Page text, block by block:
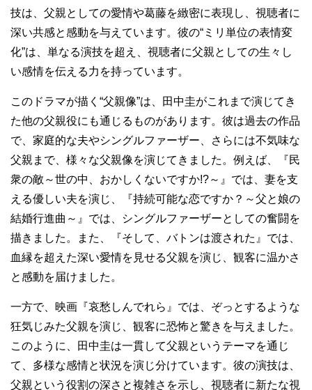
技は、父親としての愛情や葛藤を緻密に表現し、視聴者に
深い共感と感動を与えています。彼の“ミリ単位の表情変
化”は、単なる演技を超え、視聴者に父親としての生々し
い感情を伝える力を持っています。
このドラマが描く“父親像”は、田中圭がこれまで演じてき
た他の父親役にも通じるものがあります。彼は過去の作品
で、家庭的な夫やシングルファーザー、さらには不気味な
父親まで、様々な父親像を演じてきました。例えば、『民
衆の敵～世の中、おかしくないですか!?～』では、妻を支
える優しい夫を演じ、『持続可能な恋ですか？～父と娘の
結婚行進曲～』では、シングルファーザーとしての奮闘を
描きました。また、『そして、バトンは渡された』では、
血縁を超えた深い愛情を見せる父親を演じ、観客に温かさ
と感動を届けました。
一方で、映画『哀愁しんでれら』では、ぞっとするような
狂気じみた父親を演じ、観客に恐怖と驚きを与えました。
このように、田中圭は一貫して父親というテーマを通じ
て、多様な感情と状況を演じ分けています。彼の演技は、
父親という役割の深さと複雑さを示し、視聴者に新たな視